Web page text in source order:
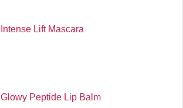
Intense Lift Mascara
Glowy Peptide Lip Balm